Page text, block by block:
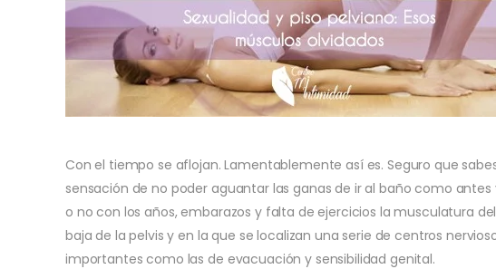
Con el tiempo se aflojan. Lamentablemente así es. Seguro que
sensación de no poder aguantar las ganas de ir al baño como antes
o no con los años, embarazos y falta de ejercicios la musculatura
baja de la pelvis y en la que se localizan una serie de centros
importantes como las de evacuación y sensibilidad genital.